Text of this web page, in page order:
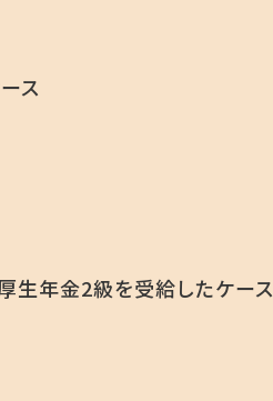
ス
生年金2級を受給したケース